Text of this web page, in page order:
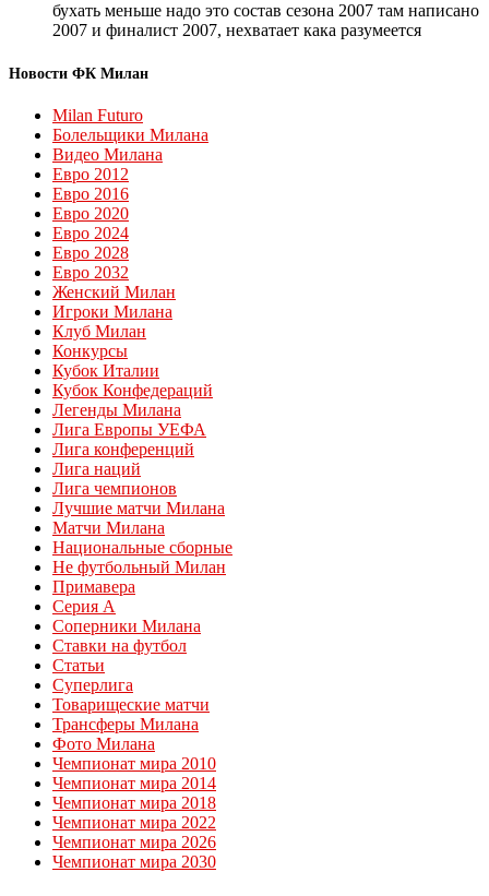
бухать меньше надо это состав сезона 2007 там написано
2007 и финалист 2007, нехватает кака разумеется
Новости ФК Милан
Milan Futuro
Болельщики Милана
Видео Милана
Евро 2012
Евро 2016
Евро 2020
Евро 2024
Евро 2028
Евро 2032
Женский Милан
Игроки Милана
Клуб Милан
Конкурсы
Кубок Италии
Кубок Конфедераций
Легенды Милана
Лига Европы УЕФА
Лига конференций
Лига наций
Лига чемпионов
Лучшие матчи Милана
Матчи Милана
Национальные сборные
Не футбольный Милан
Примавера
Серия А
Соперники Милана
Ставки на футбол
Статьи
Суперлига
Товарищеские матчи
Трансферы Милана
Фото Милана
Чемпионат мира 2010
Чемпионат мира 2014
Чемпионат мира 2018
Чемпионат мира 2022
Чемпионат мира 2026
Чемпионат мира 2030